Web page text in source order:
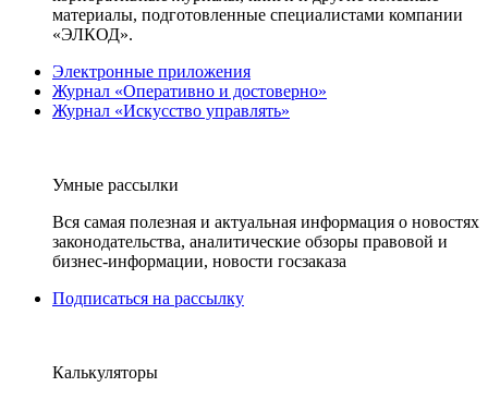
материалы, подготовленные специалистами компании
«ЭЛКОД».
Электронные приложения
Журнал «Оперативно и достоверно»
Журнал «Искусство управлять»
Умные рассылки
Вся самая полезная и актуальная информация о новостях
законодательства, аналитические обзоры правовой и
бизнес-информации, новости госзаказа
Подписаться на рассылку
Калькуляторы